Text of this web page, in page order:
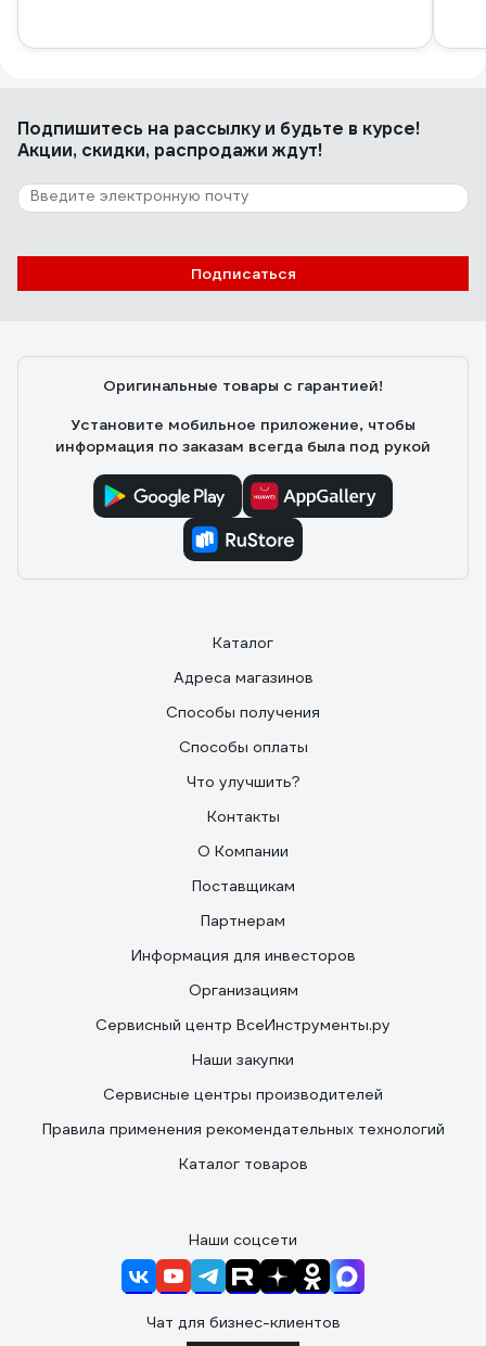
Подпишитесь на рассылкуи будьте в курсе!
Акции, скидки, распродажи ждут!
Подписаться
Оригинальные товары с гарантией!
Установите мобильное приложение, чтобы
информация по заказам всегда была под рукой
Каталог
Адреса магазинов
Способы получения
Способы оплаты
Что улучшить?
Контакты
О Компании
Поставщикам
Партнерам
Информация для инвесторов
Организациям
Сервисный центр ВсеИнструменты.ру
Наши закупки
Сервисные центры производителей
Правила применения рекомендательных технологий
Каталог товаров
Наши соцсети
Чат для бизнес-клиентов